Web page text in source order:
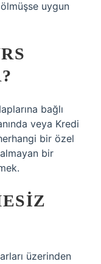
uygun
bağlı
veya Kredi
bir özel
bir
üzerinden